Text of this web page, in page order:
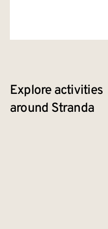
Explore activities
around Stranda